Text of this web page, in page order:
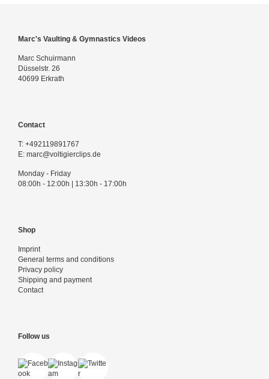
Marc's Vaulting & Gymnastics Videos
Marc Schuirmann
Düsselstr. 26
40699 Erkrath
Contact
T: +492119891767
E: marc@voltigierclips.de
Monday - Friday
08:00h - 12:00h | 13:30h - 17:00h
Shop
Imprint
General terms and conditions
Privacy policy
Shipping and payment
Contact
Follow us